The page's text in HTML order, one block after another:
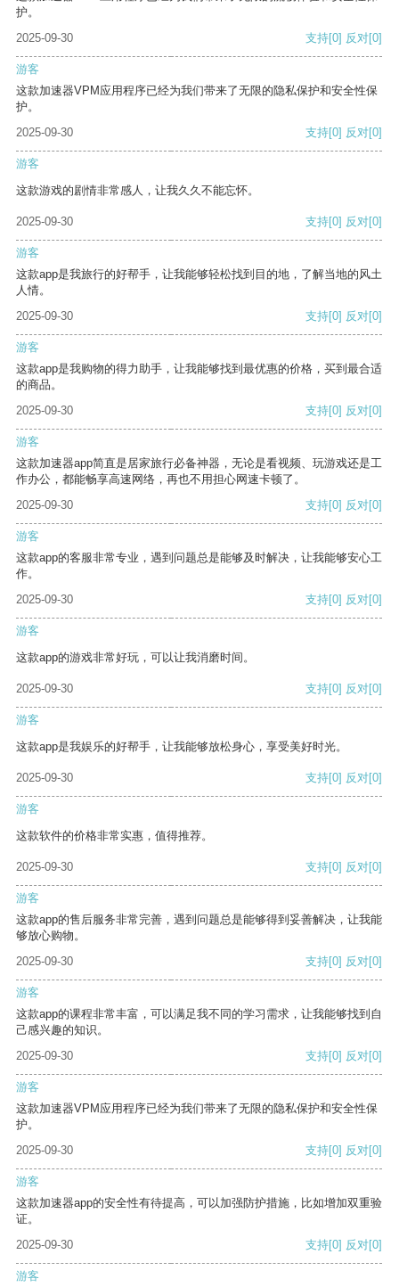
护。
2025-09-30
支持[0] 反对[0]
游客
这款加速器VPM应用程序已经为我们带来了无限的隐私保护和安全性保
护。
2025-09-30
支持[0] 反对[0]
游客
这款游戏的剧情非常感人，让我久久不能忘怀。
2025-09-30 支持[0] 反对[0]
游客
这款app是我旅行的好帮手，让我能够轻松找到目的地，了解当地的风土
人情。
2025-09-30
支持[0] 反对[0]
游客
这款app是我购物的得力助手，让我能够找到最优惠的价格，买到最合适
的商品。
2025-09-30
支持[0] 反对[0]
游客
这款加速器app简直是居家旅行必备神器，无论是看视频、玩游戏还是工
作办公，都能畅享高速网络，再也不用担心网速卡顿了。
2025-09-30
支持[0] 反对[0]
游客
这款app的客服非常专业，遇到问题总是能够及时解决，让我能够安心工
作。
2025-09-30
支持[0] 反对[0]
游客
这款app的游戏非常好玩，可以让我消磨时间。
2025-09-30 支持[0] 反对[0]
游客
这款app是我娱乐的好帮手，让我能够放松身心，享受美好时光。
2025-09-30 支持[0] 反对[0]
游客
这款软件的价格非常实惠，值得推荐。
2025-09-30 支持[0] 反对[0]
游客
这款app的售后服务非常完善，遇到问题总是能够得到妥善解决，让我能
够放心购物。
2025-09-30
支持[0] 反对[0]
游客
这款app的课程非常丰富，可以满足我不同的学习需求，让我能够找到自
己感兴趣的知识。
2025-09-30
支持[0] 反对[0]
游客
这款加速器VPM应用程序已经为我们带来了无限的隐私保护和安全性保
护。
2025-09-30
支持[0] 反对[0]
游客
这款加速器app的安全性有待提高，可以加强防护措施，比如增加双重验
证。
2025-09-30
支持[0] 反对[0]
游客